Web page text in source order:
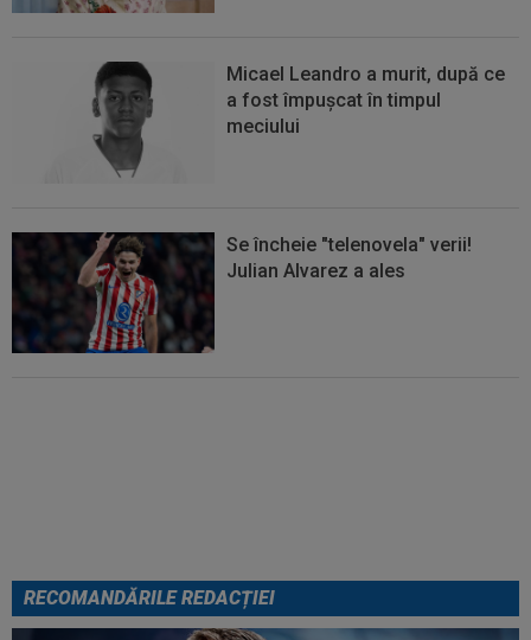
Micael Leandro a murit, după ce
a fost împușcat în timpul
meciului
Se încheie "telenovela" verii!
Julian Alvarez a ales
RECOMANDĂRILE REDACȚIEI